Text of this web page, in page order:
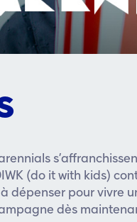
(do it with kids)
dépenser pour
dès